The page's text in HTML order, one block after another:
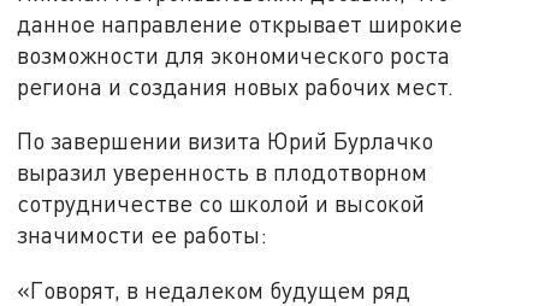
данное направление открывает широкие
возможности для экономического роста
региона и создания новых рабочих мест.
По завершении визита Юрий Бурлачко
выразил уверенность в плодотворном
сотрудничестве со школой и высокой
значимости ее работы:
«Говорят, в недалеком будущем ряд